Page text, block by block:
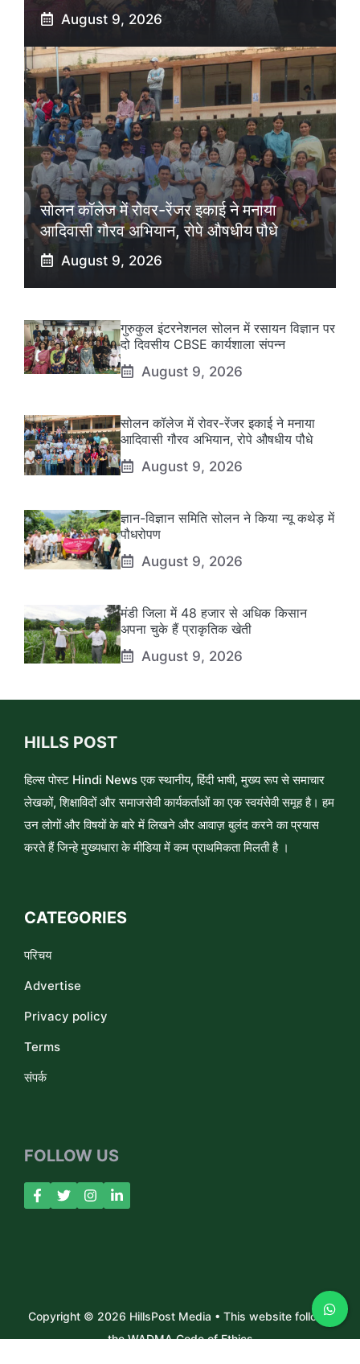
August 9, 2026
सोलन कॉलेज में रोवर-रेंजर इकाई ने मनाया
आदिवासी गौरव अभियान, रोपे औषधीय पौधे
August 9, 2026
गुरुकुल इंटरनेशनल सोलन में रसायन विज्ञान पर
दो दिवसीय CBSE कार्यशाला संपन्न
August 9, 2026
सोलन कॉलेज में रोवर-रेंजर इकाई ने मनाया
आदिवासी गौरव अभियान, रोपे औषधीय पौधे
August 9, 2026
ज्ञान-विज्ञान समिति सोलन ने किया न्यू कथेड़ में
पौधरोपण
August 9, 2026
मंडी जिला में 48 हजार से अधिक किसान
अपना चुके हैं प्राकृतिक खेती
August 9, 2026
HILLS POST
हिल्स पोस्ट Hindi News एक स्थानीय, हिंदी भाषी, मुख्य रूप से समाचार
लेखकों, शिक्षाविदों और समाजसेवी कार्यकर्ताओं का एक स्वयंसेवी समूह है। हम
उन लोगों और विषयों के बारे में लिखने और आवाज़ बुलंद करने का प्रयास
करते हैं जिन्हे मुख्यधारा के मीडिया में कम प्राथमिकता मिलती है ।
CATEGORIES
परिचय
Advertise
Privacy policy
Terms
संपर्क
FOLLOW US
Copyright © 2026 HillsPost Media • This website follows
the WADMA Code of Ethics